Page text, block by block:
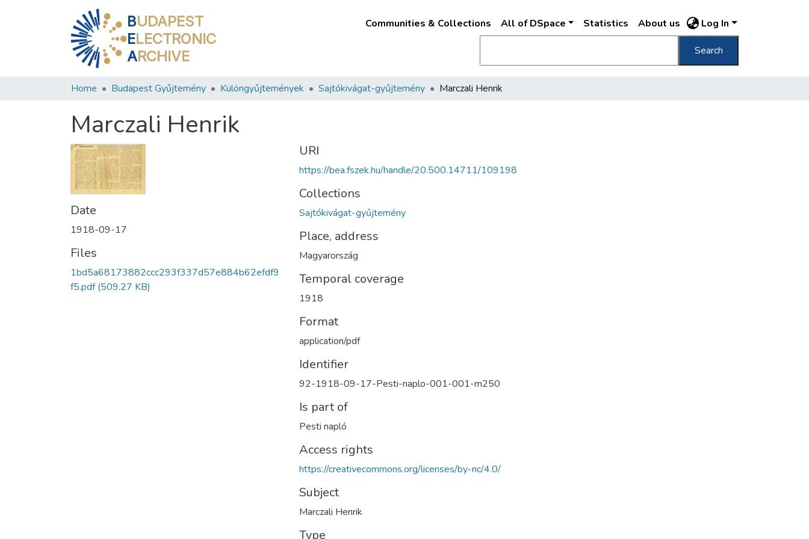
BUDAPEST
ELECTRONIC
ARCHIVE
Communities & Collections All of DSpace Statistics About us Log In
Search
Home Budapest Gyűjtemény Különgyűjtemények Sajtókivágat-gyűjtemény Marczali Henrik
Marczali Henrik
Date
1918-09-17
Files
1bd5a68173882ccc293f337d57e884b62efdf9
f5.pdf(509.27 KB)
URI
https://bea.fszek.hu/handle/20.500.14711/109198
Collections
Sajtókivágat-gyűjtemény
Place, address
Magyarország
Temporal coverage
1918
Format
application/pdf
Identifier
92-1918-09-17-Pesti-naplo-001-001-m250
Is part of
Pesti napló
Access rights
https://creativecommons.org/licenses/by-nc/4.0/
Subject
Marczali Henrik
Type